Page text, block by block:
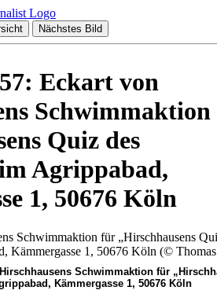
Nächstes Bild
Eckart von
Quiz des
Agrippabad,
1, 50676 Köln
Schwimmaktion für
Kämmergasse 1, 50676 Köln